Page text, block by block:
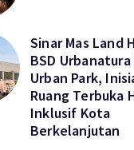
Sinar Mas Land
BSD Urbanatura
Urban Park,
Ruang Terbuka
Inklusif Kota
Berkelanjutan